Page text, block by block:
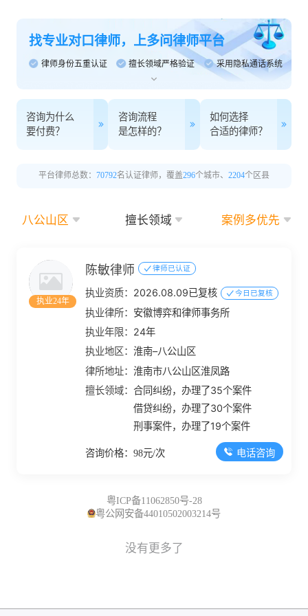
找专业对口律师，上多问律师平台
律师身份五重认证 擅长领域严格验证 采用隐私通话系统
咨询为什么
要付费？
咨询流程
是怎样的？
如何选择
合适的律师？
平台律师总数： 70792名认证律师，覆盖296个城市、 2204个区县
八公山区 擅长领域 案例多优先
执业24年
陈敏律师 律师已认证
执业资质： 2026.08.09已复核 今日已复核
执业律所： 安徽博弈和律师事务所
执业年限： 24年
执业地区：淮南–八公山区
律所地址：淮南市八公山区淮凤路
擅长领域：合同纠纷，办理了35个案件
借贷纠纷，办理了30个案件
刑事案件，办理了19个案件
咨询价格：98元/次 电话咨询
粤ICP备11062850号-28
粤公网安备44010502003214号
没有更多了